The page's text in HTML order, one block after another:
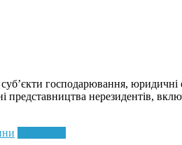
господарювання,
представництва нерезидентів,